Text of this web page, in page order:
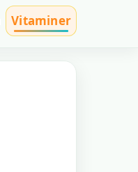
Vitaminer